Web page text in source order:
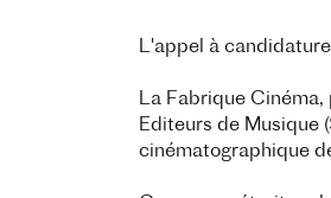
L'appel à
La Fabrique
Editeurs de Musique
cinématographique